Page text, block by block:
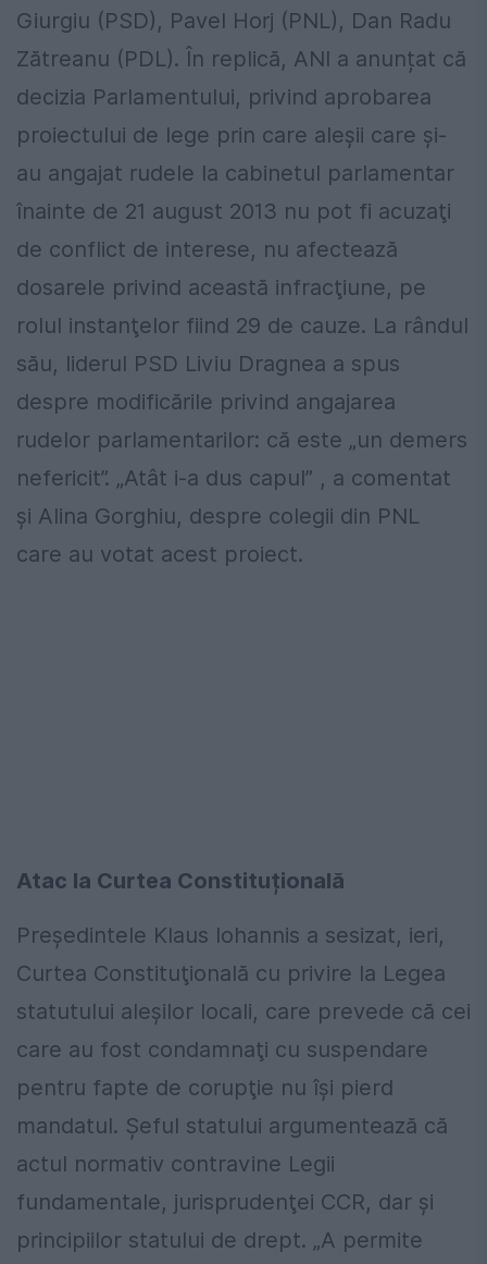
Giurgiu (PSD), Pavel Horj (PNL), Dan Radu
Zătreanu (PDL). În replică, ANI a anunțat că
decizia Parlamentului, privind aprobarea
proiectului de lege prin care aleşii care şi-
au angajat rudele la cabinetul parlamentar
înainte de 21 august 2013 nu pot fi acuzaţi
de conflict de interese, nu afectează
dosarele privind această infracţiune, pe
rolul instanţelor fiind 29 de cauze. La rândul
său, liderul PSD Liviu Dragnea a spus
despre modificările privind angajarea
rudelor parlamentarilor: că este „un demers
nefericit”. „Atât i-a dus capul” , a comentat
și Alina Gorghiu, despre colegii din PNL
care au votat acest proiect.
Atac la Curtea Constituțională
Preşedintele Klaus Iohannis a sesizat, ieri,
Curtea Constituţională cu privire la Legea
statutului aleşilor locali, care prevede că cei
care au fost condamnaţi cu suspendare
pentru fapte de corupţie nu îşi pierd
mandatul. Șeful statului argumentează că
actul normativ contravine Legii
fundamentale, jurisprudenţei CCR, dar şi
principiilor statului de drept. „A permite